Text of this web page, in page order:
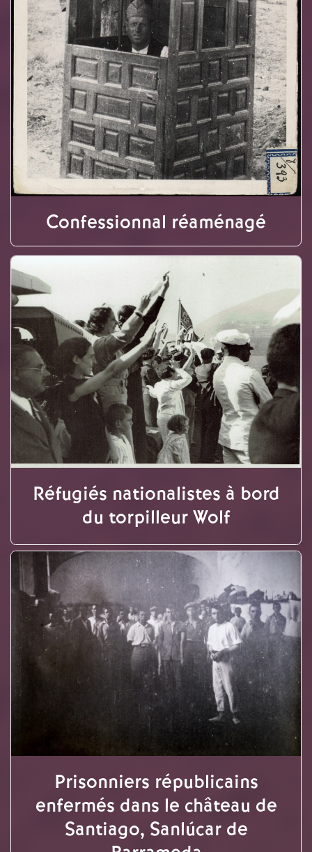
Confessionnal réaménagé
Réfugiés nationalistes à bord
du torpilleur Wolf
Prisonniers républicains
enfermés dans le château de
Santiago, Sanlúcar de